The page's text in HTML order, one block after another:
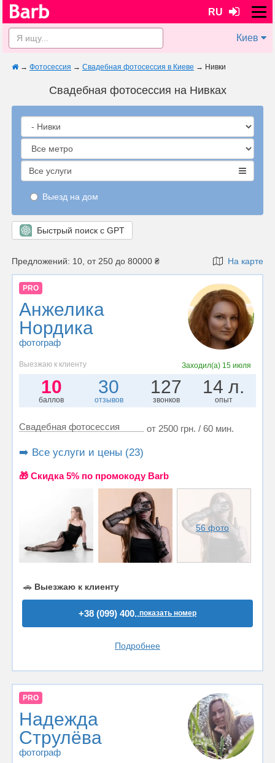
RU
Киев
→ Фотосессия → Свадебная фотосессия в Киеве → Нивки
Свадебная фотосессия на Нивках
Все услуги
Выезд на дом
Быстрый поиск с GPT
Предложений: 10, от 250 до 80000 ₴ На карте
PRO
Анжелика
Нордика
фотограф
Выезжаю к клиенту Заходил(а) 15 июля
10
баллов
30
отзывов
127
звонков
14 л.
опыт
Свадебная фотосессия от 2500 грн. / 60 мин.
➡️ Все услуги и цены (23)
🎁 Cкидка 5% по промокоду Barb
56 фото
🚗 Выезжаю к клиенту
+38 (099) 400..показать номер
Подробнее
PRO
Надежда
Струлёва
фотограф